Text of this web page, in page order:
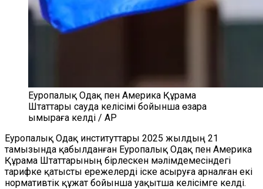
Еуропалық Одақ пен Америка Құрама
Штаттары сауда келісімі бойынша өзара
ымыраға келді / AP
Еуропалық Одақ институттары 2025 жылдың 21
тамызында қабылданған Еуропалық Одақ пен Америка
Құрама Штаттарының бірлескен мәлімдемесіндегі
тарифке қатысты ережелерді іске асыруға арналған екі
нормативтік құжат бойынша уақытша келісімге келді.